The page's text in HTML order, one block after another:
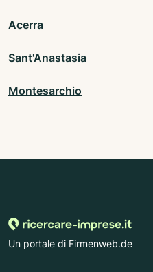
Acerra
Sant'Anastasia
Montesarchio
Un portale di Firmenweb.de